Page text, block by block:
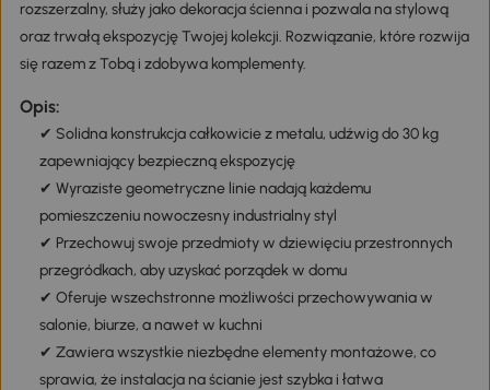
rozszerzalny, służy jako dekoracja ścienna i pozwala na stylową
oraz trwałą ekspozycję Twojej kolekcji. Rozwiązanie, które rozwija
się razem z Tobą i zdobywa komplementy.
Opis:
✔ Solidna konstrukcja całkowicie z metalu, udźwig do 30 kg
zapewniający bezpieczną ekspozycję
✔ Wyraziste geometryczne linie nadają każdemu
pomieszczeniu nowoczesny industrialny styl
✔ Przechowuj swoje przedmioty w dziewięciu przestronnych
przegródkach, aby uzyskać porządek w domu
✔ Oferuje wszechstronne możliwości przechowywania w
salonie, biurze, a nawet w kuchni
✔ Zawiera wszystkie niezbędne elementy montażowe, co
sprawia, że instalacja na ścianie jest szybka i łatwa